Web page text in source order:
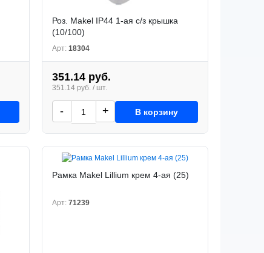
Роз. Makel IP44 1-ая с/з крышка
(10/100)
Арт: 18304
351.14 руб.
351.14 руб. / шт.
- + В корзину
Рамка Makel Lillium крем 4-ая (25)
Арт: 71239